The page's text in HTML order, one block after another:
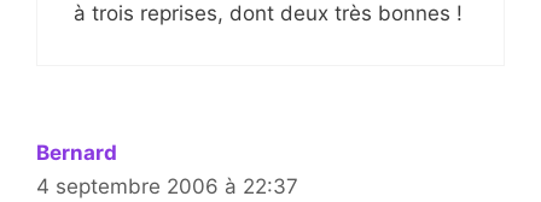
à trois reprises, dont deux très bonnes !
Bernard
4 septembre 2006 à 22:37